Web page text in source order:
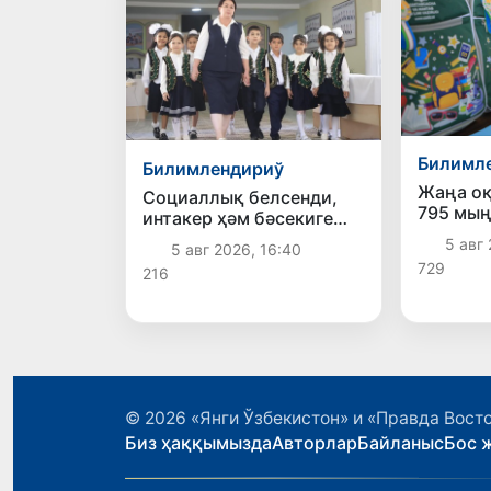
Билимлендириў
Социаллық белсенди,
интакер ҳәм бәсекиге
шыдамлы: заманагөй
педагоглық өлшемлери
5 авг 2026, 16:40
216
Жаңа
795
класс
5 авг
729
© 2026 «Янги Ўзбекистон» и «Правда
Биз ҳаққымыздаАвторларБайланысБос